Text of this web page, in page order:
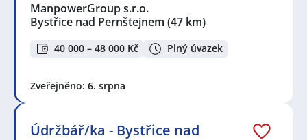
ManpowerGroup s.r.o.
Bystřice nad Pernštejnem (47 km)
40 000 – 48 000 Kč Plný úvazek
Zveřejněno: 6. srpna
Údržbář/ka - Bystřice nad